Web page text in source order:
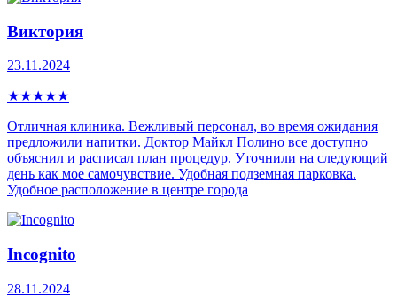
Виктория
23.11.2024
★★★★★
Отличная клиника. Вежливый персонал, во время ожидания
предложили напитки. Доктор Майкл Полино все доступно
объяснил и расписал план процедур. Уточнили на следующий
день как мое самочувствие. Удобная подземная парковка.
Удобное расположение в центре города
Incognito
28.11.2024